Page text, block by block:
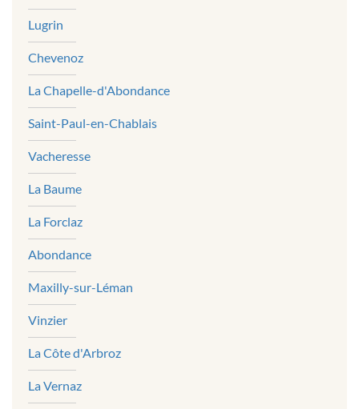
Lugrin
Chevenoz
La Chapelle-d'Abondance
Saint-Paul-en-Chablais
Vacheresse
La Baume
La Forclaz
Abondance
Maxilly-sur-Léman
Vinzier
La Côte d'Arbroz
La Vernaz